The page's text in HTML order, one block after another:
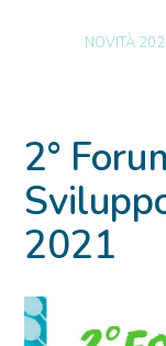
NOVITÀ
2°
2021